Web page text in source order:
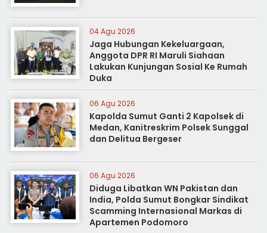
04 Agu 2026
Jaga Hubungan Kekeluargaan,
Anggota DPR RI Maruli Siahaan
Lakukan Kunjungan Sosial Ke Rumah
Duka
06 Agu 2026
Kapolda Sumut Ganti 2 Kapolsek di
Medan, Kanitreskrim Polsek Sunggal
dan Delitua Bergeser
06 Agu 2026
Diduga Libatkan WN Pakistan dan
India, Polda Sumut Bongkar Sindikat
Scamming Internasional Markas di
Apartemen Podomoro